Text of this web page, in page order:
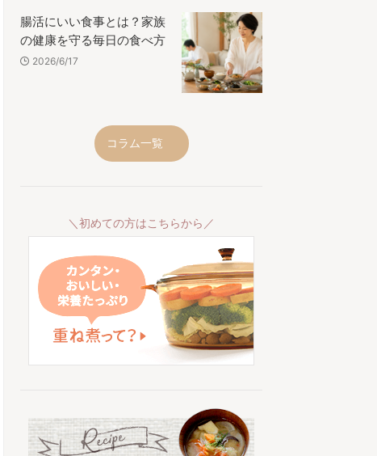
腸活にいい食事とは？家族
の健康を守る毎日の食べ方
2026/6/17
コラム一覧
＼初めての方はこちらから／